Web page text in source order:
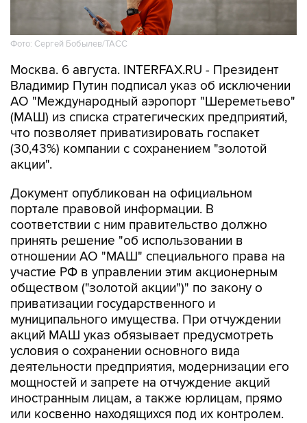
Фото: Сергей Бобылев/ТАСС
Москва. 6 августа. INTERFAX.RU - Президент
Владимир Путин подписал указ об исключении
АО "Международный аэропорт "Шереметьево"
(МАШ) из списка стратегических предприятий,
что позволяет приватизировать госпакет
(30,43%) компании с сохранением "золотой
акции".
Документ опубликован на официальном
портале правовой информации. В
соответствии с ним правительство должно
принять решение "об использовании в
отношении АО "МАШ" специального права на
участие РФ в управлении этим акционерным
обществом ("золотой акции")" по закону о
приватизации государственного и
муниципального имущества. При отчуждении
акций МАШ указ обязывает предусмотреть
условия о сохранении основного вида
деятельности предприятия, модернизации его
мощностей и запрете на отчуждение акций
иностранным лицам, а также юрлицам, прямо
или косвенно находящихся под их контролем.